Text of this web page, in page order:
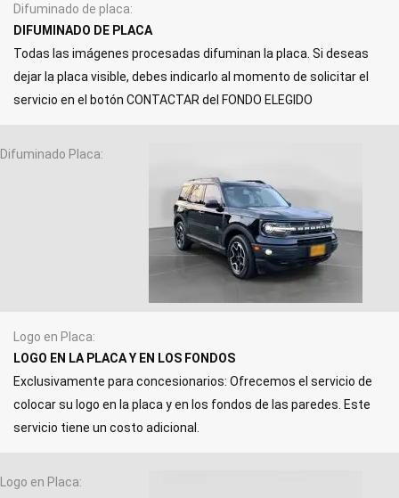
Difuminado de placa
DIFUMINADO DE PLACA
Todas las imágenes procesadas difuminan la placa. Si deseas
dejar la placa visible, debes indicarlo al momento de solicitar el
servicio en el botón CONTACTAR del FONDO ELEGIDO
Difuminado Placa
Logo en Placa
LOGO EN LA PLACA Y EN LOS FONDOS
Exclusivamente para concesionarios: Ofrecemos el servicio de
colocar su logo en la placa y en los fondos de las paredes. Este
servicio tiene un costo adicional.
Logo en Placa